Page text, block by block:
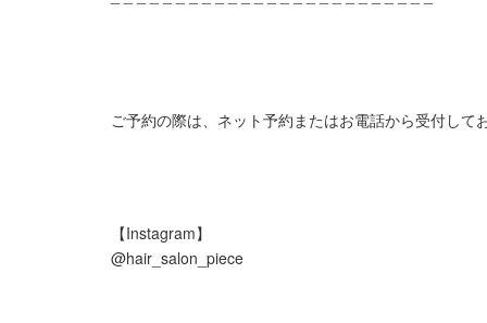
ご予約の際は、ネット予約またはお電話から受付して
【Instagram】
@hair_salon_piece